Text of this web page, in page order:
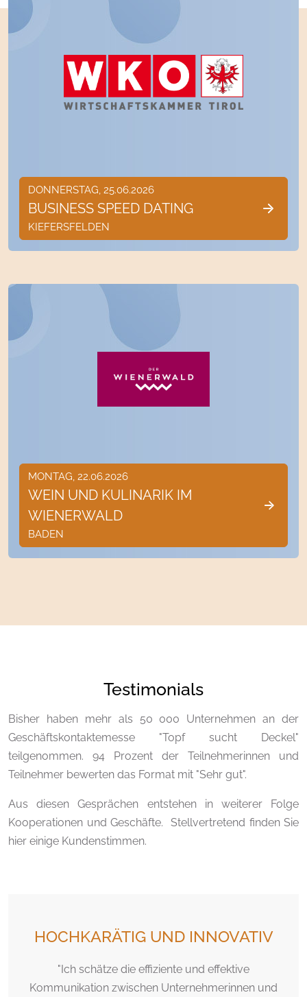
DONNERSTAG, 25.06.2026
BUSINESS SPEED DATING
KIEFERSFELDEN
MONTAG, 22.06.2026
WEIN UND KULINARIK IM
WIENERWALD
BADEN
Testimonials
Bisher haben mehr als 50 000 Unternehmen an der
Geschäftskontaktemesse "Topf sucht Deckel"
teilgenommen. 94 Prozent der Teilnehmerinnen und
Teilnehmer bewerten das Format mit "Sehr gut".
Aus diesen Gesprächen entstehen in weiterer Folge
Kooperationen und Geschäfte. Stellvertretend finden Sie
hier einige Kundenstimmen.
HOCHKARÄTIG UND INNOVATIV
"Ich schätze die effiziente und effektive
Kommunikation zwischen Unternehmerinnen und